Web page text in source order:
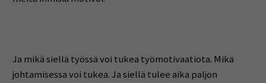
Ja mikä siellä työssä voi tukea työmotivaatiota. Mikä
johtamisessa voi tukea. Ja siellä tulee aika paljon